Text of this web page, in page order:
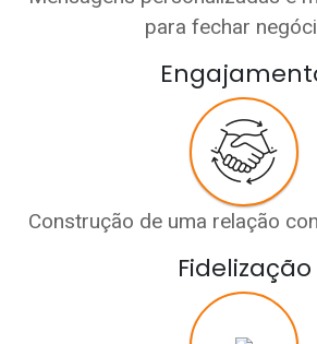
para fechar
Construção de uma relação
Fidelização